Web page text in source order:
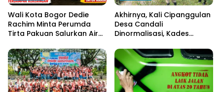
Wali Kota Bogor Dedie
Rachim Minta Perumda
Tirta Pakuan Salurkan Air
Terdampak Kekeringan
Akhirnya, Kali Cipanggulan
Desa Candali
Dinormalisasi, Kades
kepada Bupati Bogor